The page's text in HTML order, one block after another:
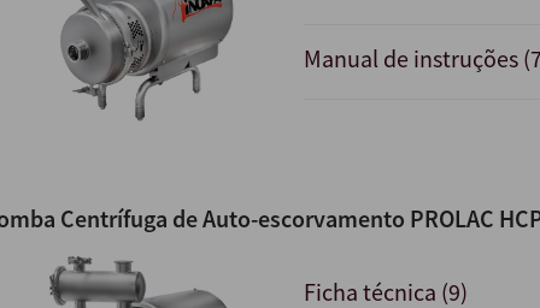
Manual de instruções
Centrífuga de Auto-escorvamento PROLAC
Ficha técnica (9)